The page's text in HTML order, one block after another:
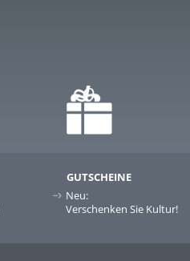
GUTSCHEINE
Neu:
Verschenken Sie Kultur!